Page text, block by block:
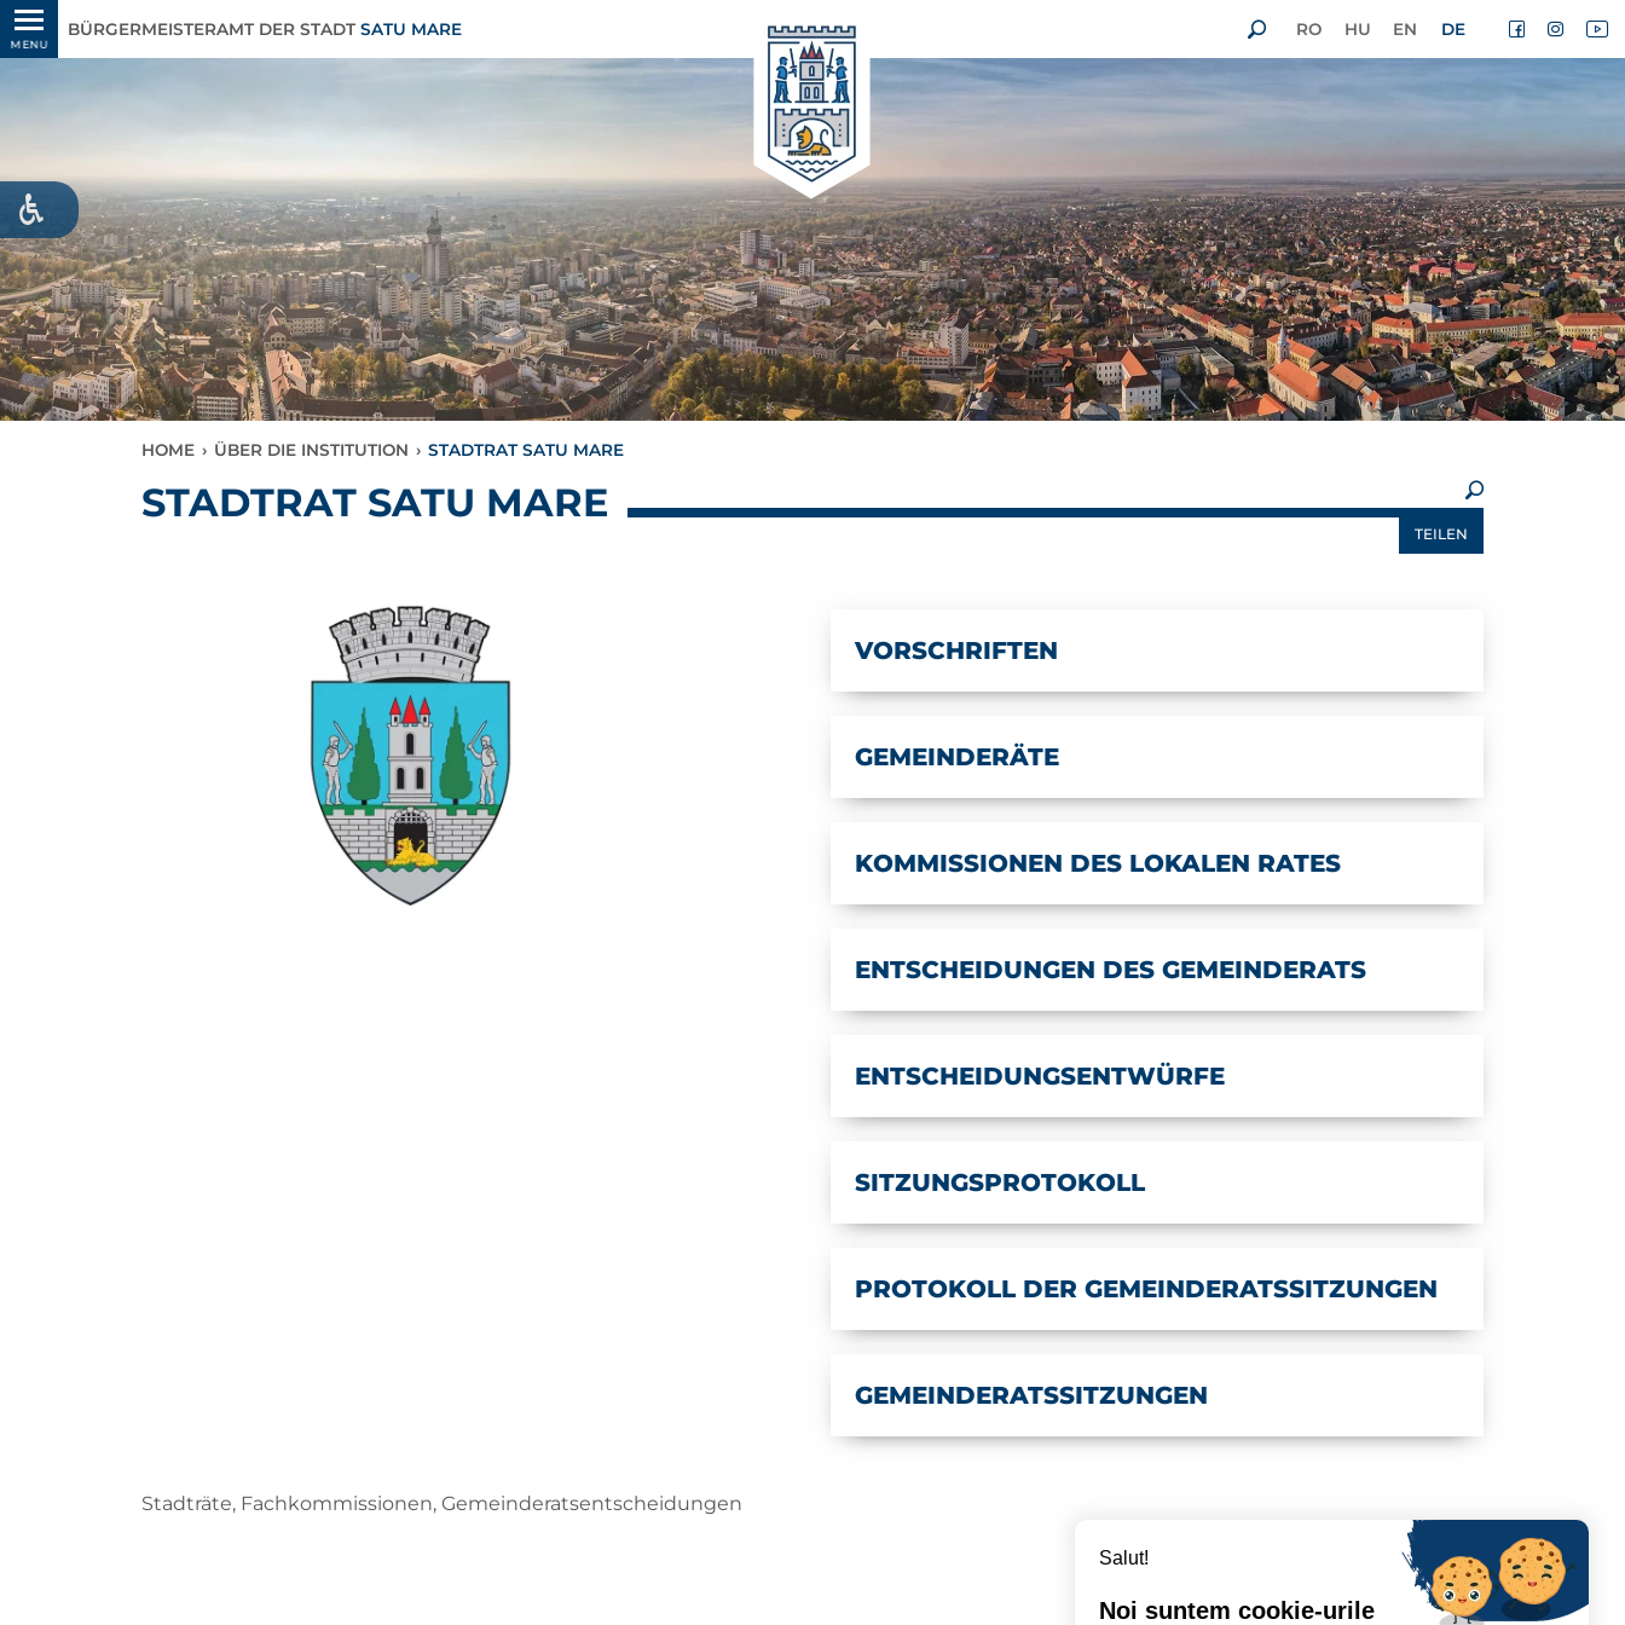
MENU
BÜRGERMEISTERAMT DER STADT SATU MARE RO HU EN DE
HOME › ÜBER DIE INSTITUTION › STADTRAT SATU MARE
STADTRAT SATU MARE
TEILEN
VORSCHRIFTEN
GEMEINDERÄTE
KOMMISSIONEN DES LOKALEN RATES
ENTSCHEIDUNGEN DES GEMEINDERATS
ENTSCHEIDUNGSENTWÜRFE
SITZUNGSPROTOKOLL
PROTOKOLL DER GEMEINDERATSSITZUNGEN
GEMEINDERATSSITZUNGEN
Stadträte, Fachkommissionen, Gemeinderatsentscheidungen
Salut!
Noi suntem cookie-urile